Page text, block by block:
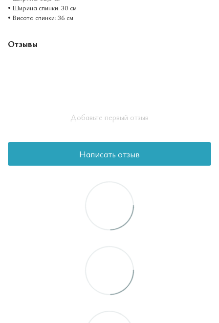
• Ширина спинки: 30 см
• Висота спинки: 36 см
Отзывы
Добавьте первый отзыв
Написать отзыв